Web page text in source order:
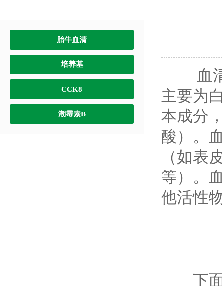
胎牛血清
培养基
CCK8
潮霉素B
血清
主要为
本成分
酸）。
（如表
等）。
他活性
下面